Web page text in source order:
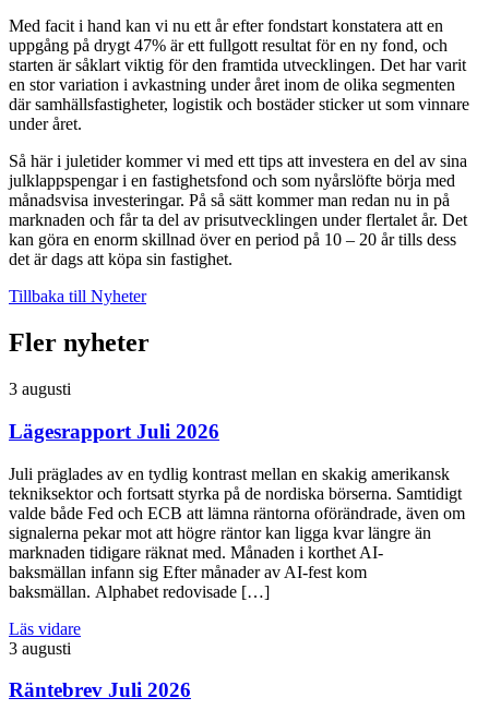
Med facit i hand kan vi nu ett år efter fondstart konstatera att en
uppgång på drygt 47% är ett fullgott resultat för en ny fond, och
starten är såklart viktig för den framtida utvecklingen. Det har varit
en stor variation i avkastning under året inom de olika segmenten
där samhällsfastigheter, logistik och bostäder sticker ut som vinnare
under året.
Så här i juletider kommer vi med ett tips att investera en del av sina
julklappspengar i en fastighetsfond och som nyårslöfte börja med
månadsvisa investeringar. På så sätt kommer man redan nu in på
marknaden och får ta del av prisutvecklingen under flertalet år. Det
kan göra en enorm skillnad över en period på 10 – 20 år tills dess
det är dags att köpa sin fastighet.
Tillbaka till Nyheter
Fler nyheter
3 augusti
Lägesrapport Juli 2026
Juli präglades av en tydlig kontrast mellan en skakig amerikansk
tekniksektor och fortsatt styrka på de nordiska börserna. Samtidigt
valde både Fed och ECB att lämna räntorna oförändrade, även om
signalerna pekar mot att högre räntor kan ligga kvar längre än
marknaden tidigare räknat med. Månaden i korthet AI-
baksmällan infann sig Efter månader av AI-fest kom
baksmällan. Alphabet redovisade […]
Läs vidare
3 augusti
Räntebrev Juli 2026